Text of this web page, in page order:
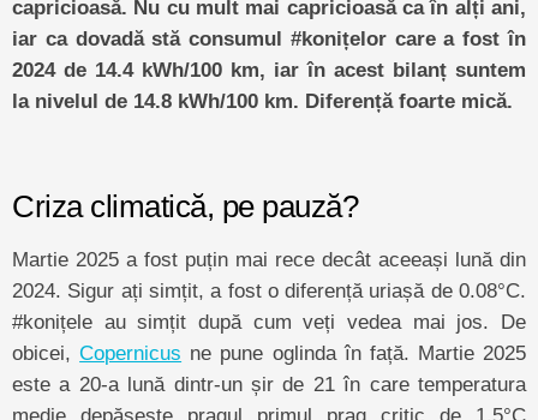
capricioasă. Nu cu mult mai capricioasă ca în alți ani,
iar ca dovadă stă consumul #konițelor care a fost în
2024 de 14.4 kWh/100 km, iar în acest bilanț suntem
la nivelul de 14.8 kWh/100 km. Diferență foarte mică.
Criza climatică, pe pauză?
Martie 2025 a fost puțin mai rece decât aceeași lună din
2024. Sigur ați simțit, a fost o diferență uriașă de 0.08°C.
#konițele au simțit după cum veți vedea mai jos. De
obicei,Copernicus ne pune oglinda în față. Martie 2025
este a 20-a lună dintr-un șir de 21 în care temperatura
medie depășește pragul primul prag critic de 1.5°C